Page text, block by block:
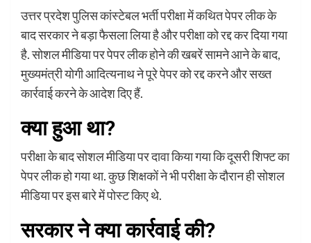
उत्तर प्रदेश पुलिस कांस्टेबल भर्ती परीक्षा में कथित पेपर लीक के
बाद सरकार ने बड़ा फैसला लिया है और परीक्षा को रद्द कर दिया गया
है. सोशल मीडिया पर पेपर लीक होने की खबरें सामने आने के बाद,
मुख्यमंत्री योगी आदित्यनाथ ने पूरे पेपर को रद्द करने और सख्त
कार्रवाई करने के आदेश दिए हैं.
क्या हुआ था?
परीक्षा के बाद सोशल मीडिया पर दावा किया गया कि दूसरी शिफ्ट का
पेपर लीक हो गया था. कुछ शिक्षकों ने भी परीक्षा के दौरान ही सोशल
मीडिया पर इस बारे में पोस्ट किए थे.
सरकार ने क्या कार्रवाई की?